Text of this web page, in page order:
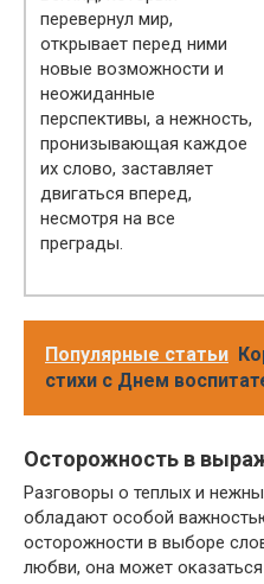
перевернул мир,
открывает перед ними
новые возможности и
неожиданные
перспективы, а нежность,
пронизывающая каждое
их слово, заставляет
двигаться вперед,
несмотря на все
преграды.
Популярные статьи
стихи с Днем
Осторожность в
Разговоры о теплых и
обладают особой
осторожности в выборе
любви, она может